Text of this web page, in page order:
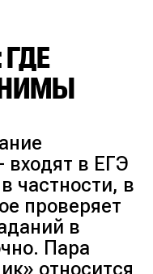
входят в ЕГЭ
частности, в
проверяет
в
Пара
относится